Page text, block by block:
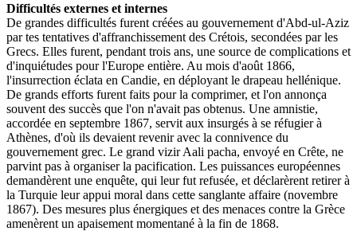
Difficultés externes et internes
De grandes difficultés furent créées au gouvernement d'Abd-ul-Aziz
par tes tentatives d'affranchissement des Crétois, secondées par les
Grecs. Elles furent, pendant trois ans, une source de complications et
d'inquiétudes pour l'Europe entière. Au mois d'août 1866,
l'insurrection éclata en Candie, en déployant le drapeau hellénique.
De grands efforts furent faits pour la comprimer, et l'on annonça
souvent des succès que l'on n'avait pas obtenus. Une amnistie,
accordée en septembre 1867, servit aux insurgés à se réfugier à
Athènes, d'où ils devaient revenir avec la connivence du
gouvernement grec. Le grand vizir Aali pacha, envoyé en Crête, ne
parvint pas à organiser la pacification. Les puissances européennes
demandèrent une enquête, qui leur fut refusée, et déclarèrent retirer à
la Turquie leur appui moral dans cette sanglante affaire (novembre
1867). Des mesures plus énergiques et des menaces contre la Grèce
amenèrent un apaisement momentané à la fin de 1868.